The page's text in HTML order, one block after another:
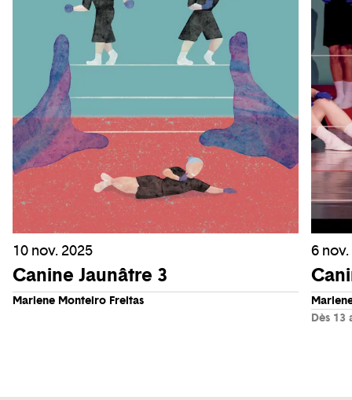
10 nov. 2025
Canine Jaunâtre 3
Marlene Monteiro Freitas
6 nov.
Dès 13